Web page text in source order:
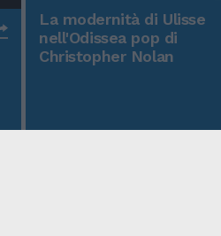
La modernità di Ulisse
nell'Odissea pop di
Christopher Nolan